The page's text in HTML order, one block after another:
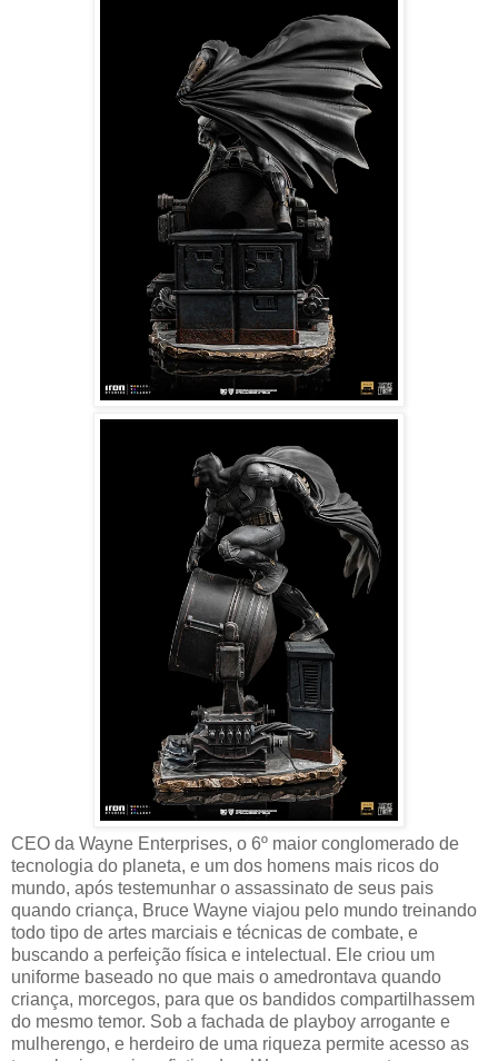
CEO da Wayne Enterprises, o 6º maior conglomerado de
tecnologia do planeta, e um dos homens mais ricos do
mundo, após testemunhar o assassinato de seus pais
quando criança, Bruce Wayne viajou pelo mundo treinando
todo tipo de artes marciais e técnicas de combate, e
buscando a perfeição física e intelectual. Ele criou um
uniforme baseado no que mais o amedrontava quando
criança, morcegos, para que os bandidos compartilhassem
do mesmo temor. Sob a fachada de playboy arrogante e
mulherengo, e herdeiro de uma riqueza permite acesso as